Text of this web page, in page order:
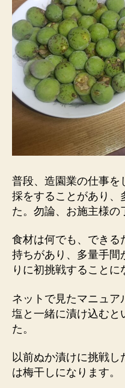
挑
戦！
梅
干
し
の
作
り
方
に
つ
い
質
問
し
み
た
へ
の
普段、造園業の仕事を
採をすることがあり、
た。勿論、お施主様の
食材は何でも、できる
持ちがあり、多量手間
りに初挑戦することに
ネットで見たマニュ
塩と一緒に漬け込むと
た。
以前ぬか漬けに挑戦し
は梅干しになります。